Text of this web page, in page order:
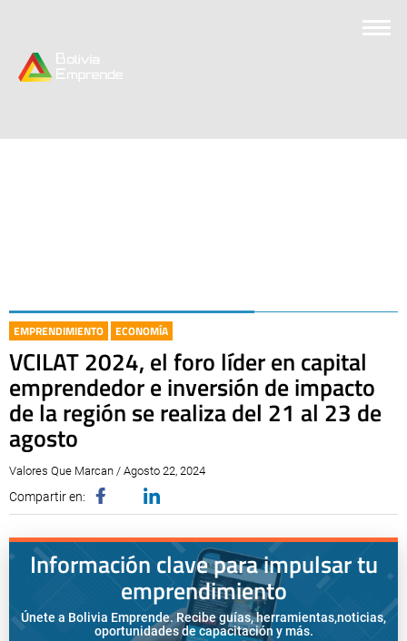
EMPRENDIMIENTO ECONOMÍA
VCILAT 2024, el foro líder en capital
emprendedor e inversión de impacto
de la región se realiza del 21 al 23 de
agosto
Valores Que Marcan / Agosto 22, 2024
Compartir en:
Información clave para impulsar tu
emprendimiento
Únete a Bolivia Emprende. Recibe guías, herramientas,noticias,
oportunidades de capacitación y más.